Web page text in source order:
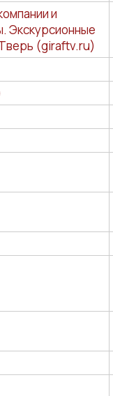
и
Экскурсионные
(giraftv.ru)